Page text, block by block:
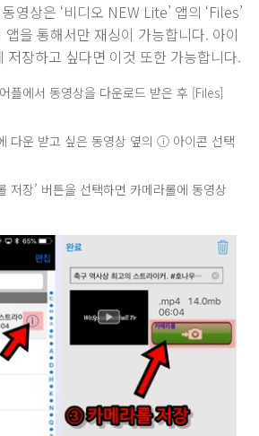
영상은 ‘비디오 NEW Lite’ 앱의 ‘Files’
을 통해서만 재싱이 가능합니다. 아이
저장하고 싶다면 이것 또한 가능합니다.
플에서 동영상을 다운로드 받은 후 [Files]
다운 받고 싶은 동영상 옆의 ⓘ 아이콘 선택
저장’ 버튼을 선택하면 카메라롤에 동영상